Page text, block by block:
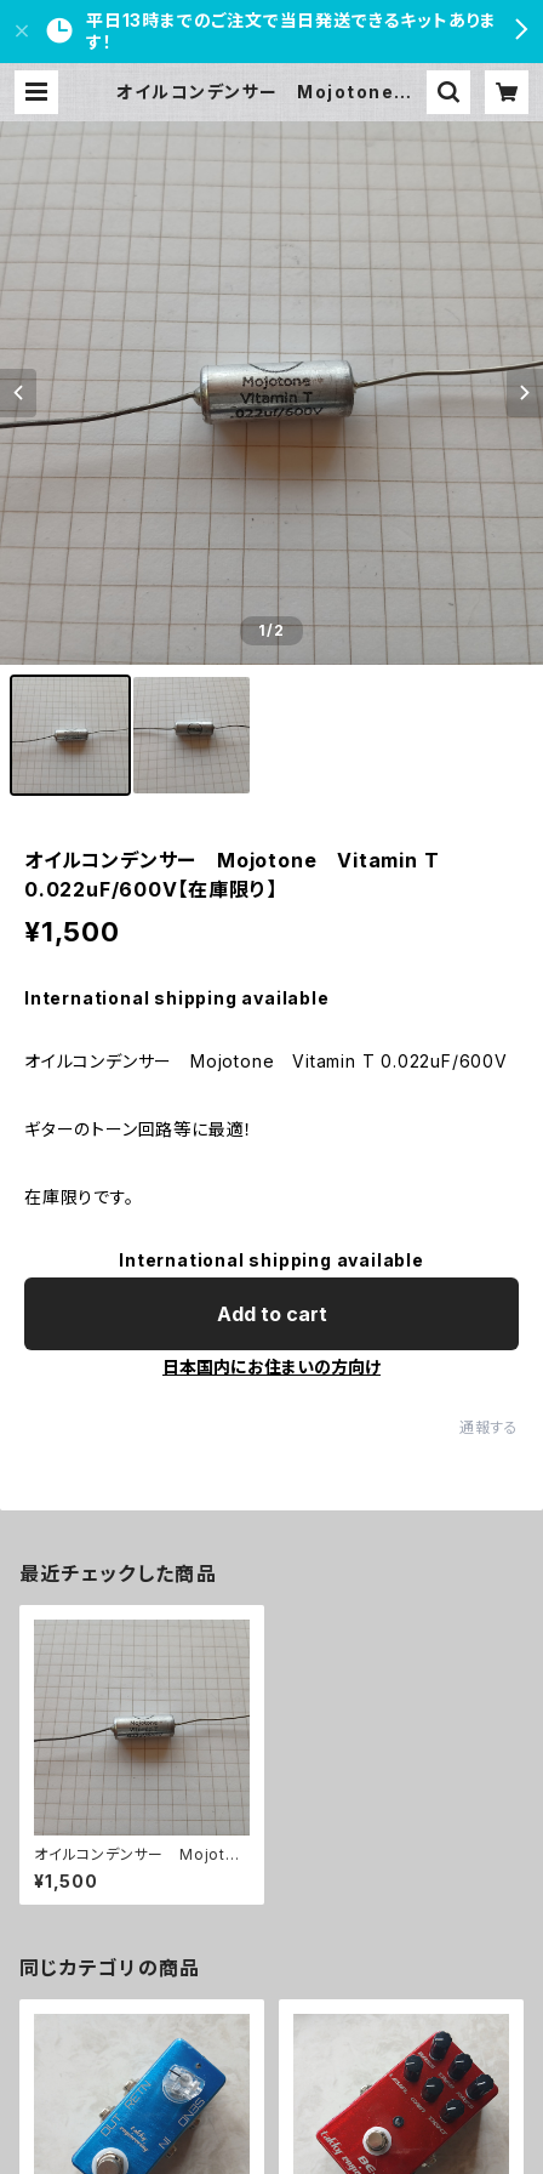
平日13時までのご注文で当日発送できるキットありま
す！
オイルコンデンサー Mojotone V
1/2
オイルコンデンサー Mojotone Vitamin T
0.022uF/600V【在庫限り】
¥1,500
International shipping available
オイルコンデンサー Mojotone Vitamin T 0.022uF/600V
ギターのトーン回路等に最適！
在庫限りです。
International shipping available
Add to cart
日本国内にお住まいの方向け
通報する
最近チェックした商品
オイルコンデンサー Mojoton
e Vitamin T 0.022uF/600
V【在庫限り】
¥1,500
同じカテゴリの商品